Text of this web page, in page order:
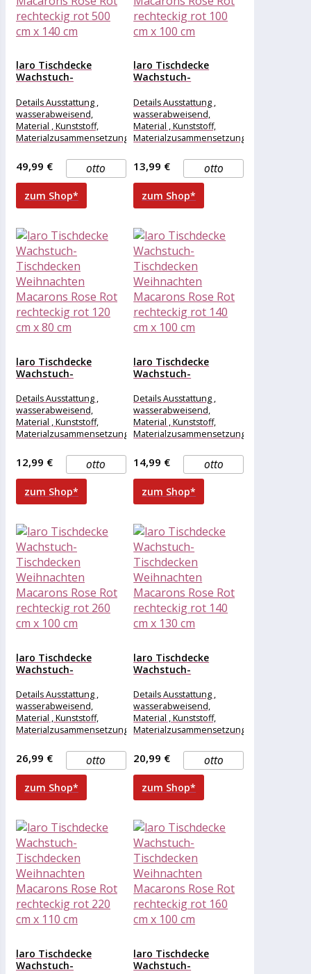
laro Tischdecke
Wachstuch-
Weihnachten
Macarons Rose Rot...
Details Ausstattung ,
wasserabweisend,
Material , Kunststoff,
Materialzusammensetzung
Gewicht Breite , 500 cm,
Länge , 140
otto
49,99 €
zum Shop*
laro Tischdecke
Wachstuch-
Weihnachten
Macarons Rose Rot...
Details Ausstattung ,
wasserabweisend,
Material , Kunststoff,
Materialzusammensetzung
Gewicht Breite , 100 cm,
Länge , 100
otto
13,99 €
zum Shop*
laro Tischdecke
Wachstuch-
Weihnachten
Macarons Rose Rot...
Details Ausstattung ,
wasserabweisend,
Material , Kunststoff,
Materialzusammensetzung
Gewicht Breite , 120 cm,
Länge , 80
otto
12,99 €
zum Shop*
laro Tischdecke
Wachstuch-
Weihnachten
Macarons Rose Rot...
Details Ausstattung ,
wasserabweisend,
Material , Kunststoff,
Materialzusammensetzung
Gewicht Breite , 140 cm,
Länge , 100
otto
14,99 €
zum Shop*
laro Tischdecke
Wachstuch-
Weihnachten
Macarons Rose Rot...
Details Ausstattung ,
wasserabweisend,
Material , Kunststoff,
Materialzusammensetzung
Gewicht Breite , 260 cm,
Länge , 100
otto
26,99 €
zum Shop*
laro Tischdecke
Wachstuch-
Weihnachten
Macarons Rose Rot...
Details Ausstattung ,
wasserabweisend,
Material , Kunststoff,
Materialzusammensetzung
Gewicht Breite , 140 cm,
Länge , 130
otto
20,99 €
zum Shop*
laro Tischdecke
Wachstuch-
laro Tischdecke
Wachstuch-